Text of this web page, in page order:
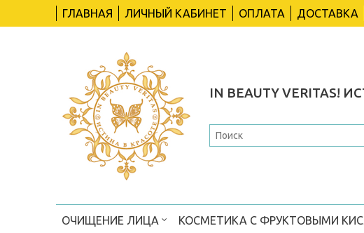
ГЛАВНАЯ ЛИЧНЫЙ КАБИНЕТ ОПЛАТА ДОСТАВКА
IN BEAUTY VERITAS!
ОЧИЩЕНИЕ ЛИЦА КОСМЕТИКА С ФРУКТОВЫМИ